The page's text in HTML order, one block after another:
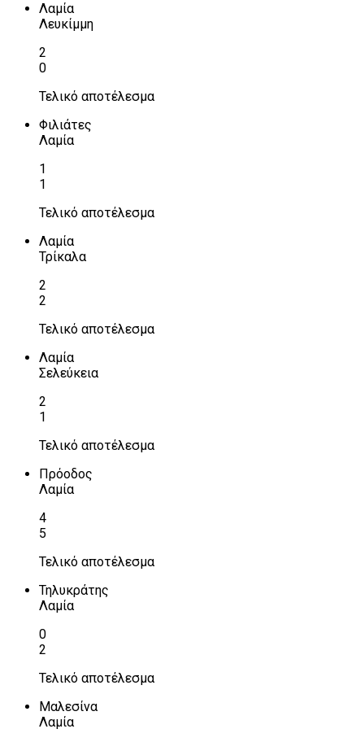
Λαμία
Λευκίμμη
2
0
Τελικό αποτέλεσμα
Φιλιάτες
Λαμία
1
1
Τελικό αποτέλεσμα
Λαμία
Τρίκαλα
2
2
Τελικό αποτέλεσμα
Λαμία
Σελεύκεια
2
1
Τελικό αποτέλεσμα
Πρόοδος
Λαμία
4
5
Τελικό αποτέλεσμα
Τηλυκράτης
Λαμία
0
2
Τελικό αποτέλεσμα
Μαλεσίνα
Λαμία